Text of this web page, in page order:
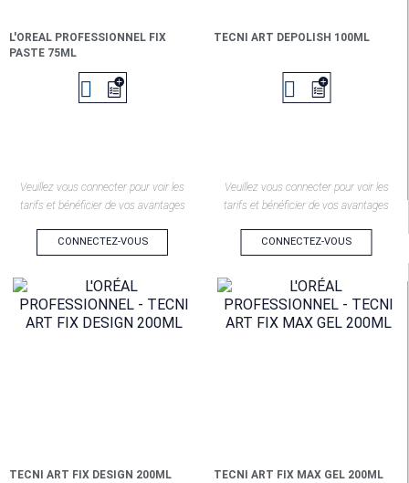
L'OREAL PROFESSIONNEL FIX
PASTE 75ML

Veuillez vous connecter pour voir les
tarifs et bénéficier de vos avantages
CONNECTEZ-VOUS
TECNI ART DEPOLISH 100ML

Veuillez vous connecter pour voir les
tarifs et bénéficier de vos avantages
CONNECTEZ-VOUS
TECNI ART FIX DESIGN 200ML TECNI ART FIX MAX GEL 200ML